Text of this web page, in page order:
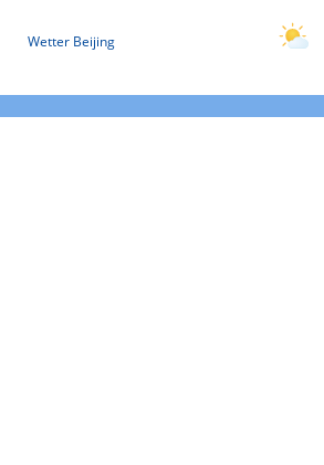
Wetter Beijing